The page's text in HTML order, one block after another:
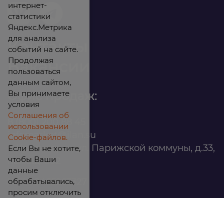
Контакты
Вакансии
Офис продаж:
infomarket@ilan.su
г. Красноярск, ул. Парижской коммуны, д.33,
помещ. 302
ИНН: 2465263327
интернет-
статистики
Яндекс.Метрика
для анализа
событий на сайте.
Продолжая
пользоваться
данным сайтом,
Вы принимаете
условия
Соглашения об
использовании
Cookie-файлов.
Если Вы не хотите,
чтобы Ваши
данные
обрабатывались,
просим отключить